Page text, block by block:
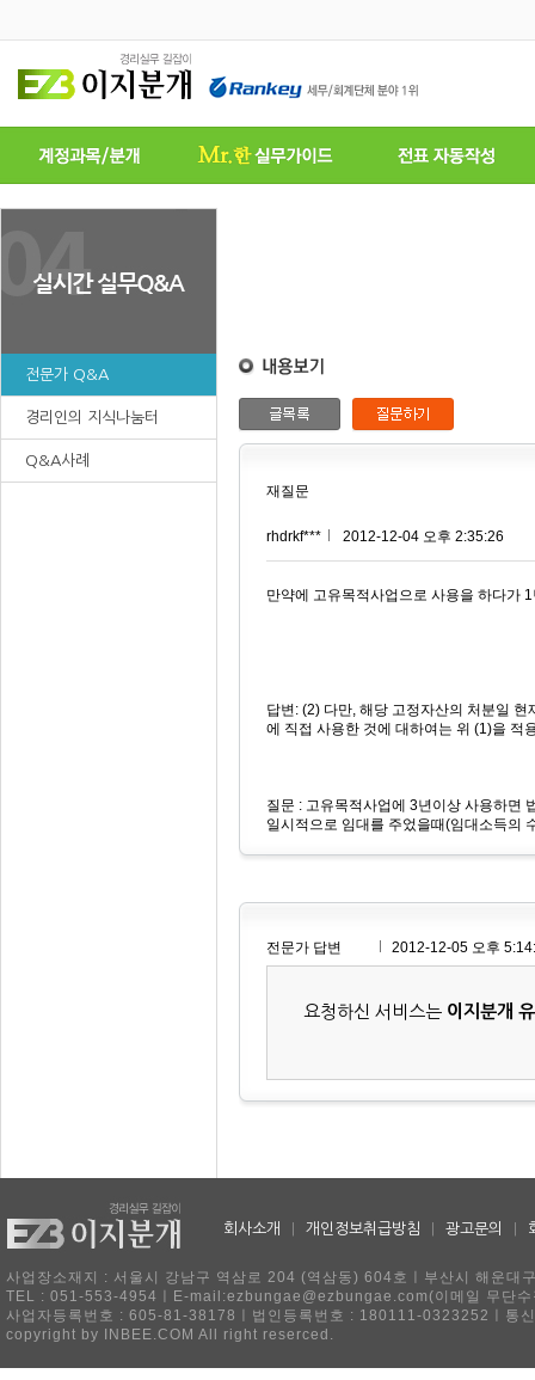
전문가 Q&A
경리인의 지식나눔터
Q&A사례
재질문
rhdrkf*** 2012-12-04 오후 2:35:26
만약에 고유목적사업으로 사용을 하다가
답변: (2) 다만, 해당 고정자산의 처분일
에 직접 사용한 것에 대하여는 위 (1)을 적
질문 : 고유목적사업에 3년이상 사용하면
일시적으로 임대를 주었을때(임대소득의
전문가 답변 2012-12-05 오후
요청하신 서비스는 이지분개
회사소개 개인정보취급방침 광고문의
사업장소재지 : 서울시 강남구 역삼로 204 (역삼동) 604호ㅣ부산시 해운
TEL : 051-553-4954ㅣE-mail:ezbungae@ezbungae.com(이메일 무단수
사업자등록번호 : 605-81-38178ㅣ법인등록번호 : 180111-0323252ㅣ통
copyright by INBEE.COM All right reserced.